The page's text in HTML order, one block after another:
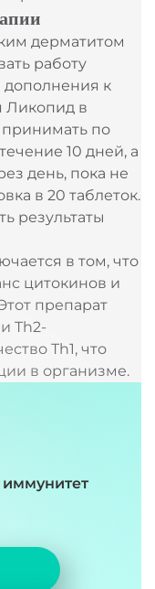
дерматитом
работу
дополнения к
Ликопид в
принимать по
10 дней, а
день, пока не
в 20 таблеток.
результаты
в том, что
цитокинов и
препарат
Th2-
Th1, что
в организме.
иммунитет